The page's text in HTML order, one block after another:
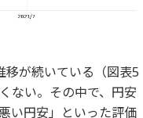
が続いている（図表5
ない。その中で、円安
い円安」といった評価